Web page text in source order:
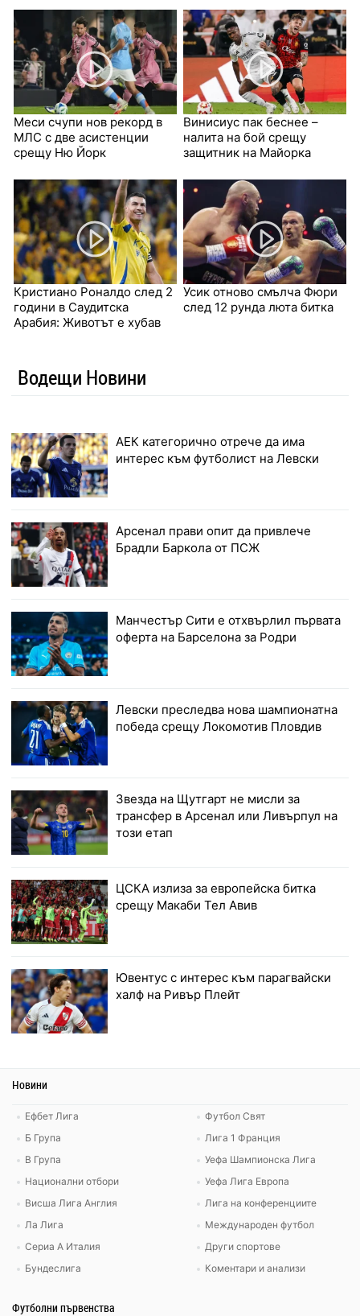
Меси счупи нов рекорд в
МЛС с две асистенции
срещу Ню Йорк
Винисиус пак беснее –
налита на бой срещу
защитник на Майорка
Кристиано Роналдо след 2
години в Саудитска
Арабия: Животът е хубав
Усик отново смълча Фюри
след 12 рунда люта битка
Водещи Новини
АЕК категорично отрече да има
интерес към футболист на Левски
Арсенал прави опит да привлече
Брадли Баркола от ПСЖ
Манчестър Сити е отхвърлил първата
оферта на Барселона за Родри
Левски преследва нова шампионатна
победа срещу Локомотив Пловдив
Звезда на Щутгарт не мисли за
трансфер в Арсенал или Ливърпул на
този етап
ЦСКА излиза за европейска битка
срещу Макаби Тел Авив
Ювентус с интерес към парагвайски
халф на Ривър Плейт
Новини
Ефбет Лига
Б Група
В Група
Национални отбори
Висша Лига Англия
Ла Лига
Сериа А Италия
Бундеслига
Футбол Свят
Лига 1 Франция
Уефа Шампионска Лига
Уефа Лига Европа
Лига на конференциите
Международен футбол
Други спортове
Коментари и анализи
Футболни първенства